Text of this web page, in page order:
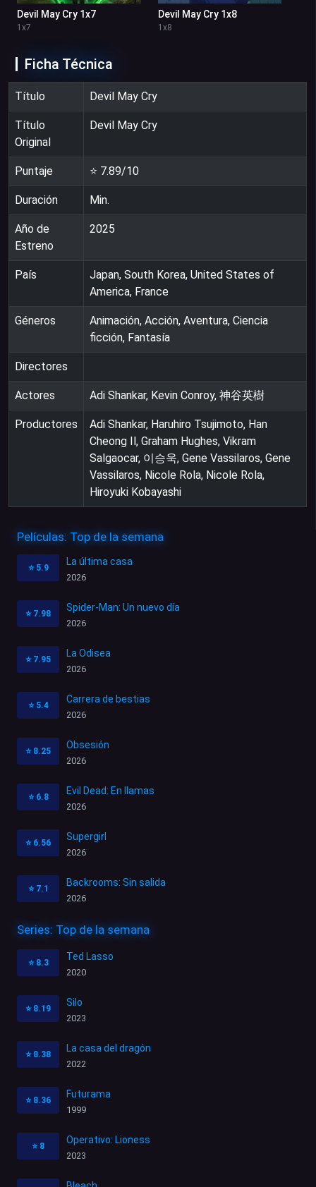
Devil May Cry 1x7
1 x7
Devil May Cry 1x8
1 x8
Ficha Técnica
Título Devil May Cry
Título
Original
Devil May Cry
Puntaje ⭐ 7.89/10
Duración Min.
Año de
Estreno
2025
País
Japan, South Korea, United States of
America, France
Géneros
Animación, Acción, Aventura, Ciencia
ficción, Fantasía
Directores
Actores Adi Shankar, Kevin Conroy, 神谷英樹
Productores
Adi Shankar, Haruhiro Tsujimoto, Han
Cheong Il, Graham Hughes, Vikram
Salgaocar, 이승욱, Gene Vassilaros, Gene
Vassilaros, Nicole Rola, Nicole Rola,
Hiroyuki Kobayashi
Películas: Top de la semana
⭐ 5.9
La última casa
2026
⭐ 7.98
Spider-Man: Un nuevo día
2026
⭐ 7.95
La Odisea
2026
⭐ 5.4
Carrera de bestias
2026
⭐ 8.25
Obsesión
2026
⭐ 6.8
Evil Dead: En llamas
2026
⭐ 6.56
Supergirl
2026
⭐ 7.1
Backrooms: Sin salida
2026
Series: Top de la semana
⭐ 8.3
Ted Lasso
2020
⭐ 8.19
Silo
2023
⭐ 8.38
La casa del dragón
2022
⭐ 8.36
Futurama
1999
⭐ 8
Operativo: Lioness
2023